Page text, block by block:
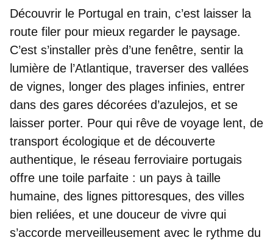
Découvrir le Portugal en train, c’est laisser la
route filer pour mieux regarder le paysage.
C’est s’installer près d’une fenêtre, sentir la
lumière de l’Atlantique, traverser des vallées
de vignes, longer des plages infinies, entrer
dans des gares décorées d’azulejos, et se
laisser porter. Pour qui rêve de voyage lent, de
transport écologique et de découverte
authentique, le réseau ferroviaire portugais
offre une toile parfaite : un pays à taille
humaine, des lignes pittoresques, des villes
bien reliées, et une douceur de vivre qui
s’accorde merveilleusement avec le rythme du